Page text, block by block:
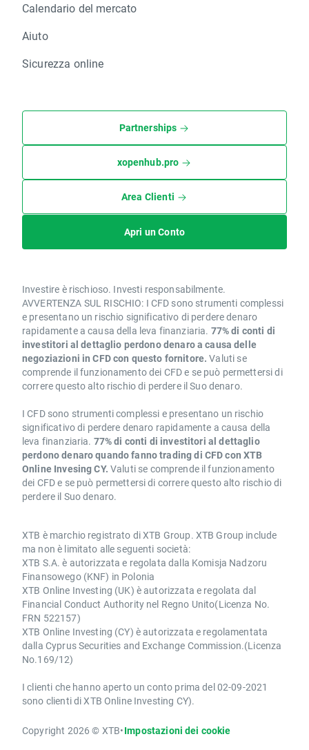
Calendario del mercato
Aiuto
Sicurezza online
Partnerships
xopenhub.pro
Area Clienti
Apri un Conto
Investire è rischioso. Investi responsabilmente.
AVVERTENZA SUL RISCHIO: I CFD sono strumenti complessi
e presentano un rischio significativo di perdere denaro
rapidamente a causa della leva finanziaria. 77% di conti di
investitori al dettaglio perdono denaro a causa delle
negoziazioni in CFD con questo fornitore. Valuti se
comprende il funzionamento dei CFD e se può permettersi di
correre questo alto rischio di perdere il Suo denaro.
I CFD sono strumenti complessi e presentano un rischio
significativo di perdere denaro rapidamente a causa della
leva finanziaria. 77% di conti di investitori al dettaglio
perdono denaro quando fanno trading di CFD con XTB
Online Invesing CY. Valuti se comprende il funzionamento
dei CFD e se può permettersi di correre questo alto rischio di
perdere il Suo denaro.
XTB è marchio registrato di XTB Group. XTB Group include
ma non è limitato alle seguenti società:
XTB S.A. è autorizzata e regolata dalla Komisja Nadzoru
Finansowego (KNF) in Polonia
XTB Online Investing (UK) è autorizzata e regolata dal
Financial Conduct Authority nel Regno Unito(Licenza No.
FRN 522157)
XTB Online Investing (CY) è autorizzata e regolamentata
dalla Cyprus Securities and Exchange Commission.(Licenza
No.169/12)
I clienti che hanno aperto un conto prima del 02-09-2021
sono clienti di XTB Online Investing CY).
Copyright 2026 © XTB•Impostazioni dei cookie